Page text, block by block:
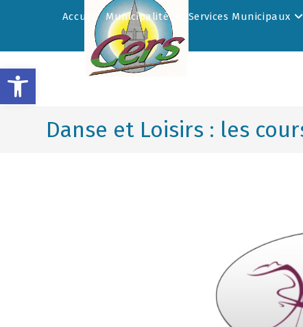
Accueil Municipalité Services Municipaux
Danse et Loisirs : les
Ouvrir la barre d’outils